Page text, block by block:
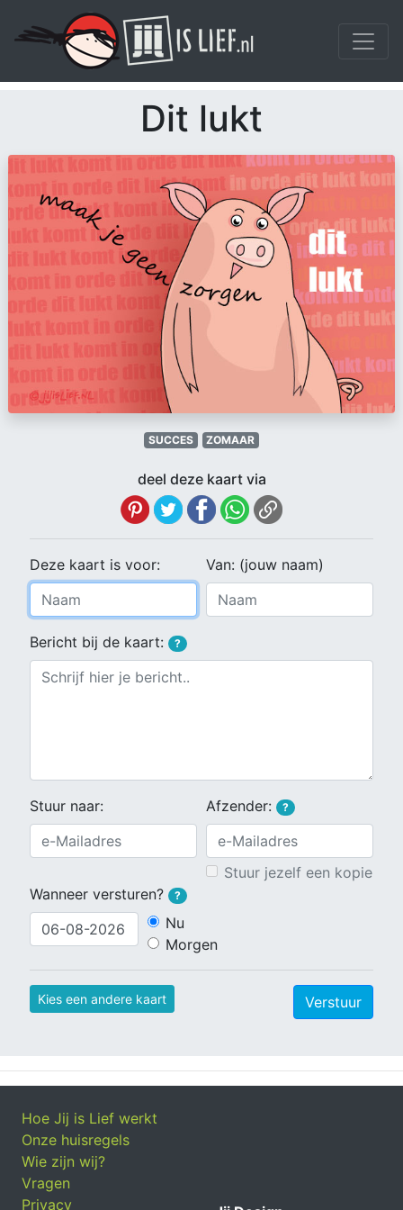
Dit lukt
SUCCES ZOMAAR
deel deze kaart via
Deze kaart is voor: Van: (jouw naam)
Bericht bij de kaart: ?
Stuur naar: Afzender: ?
Stuur jezelf een kopie
Wanneer versturen?
?
Nu
Morgen
Kies een andere kaart Verstuur
Hoe Jij is Lief werkt
Onze huisregels
Wie zijn wij?
Vragen
Privacy